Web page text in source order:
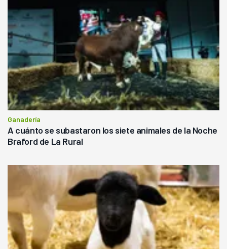
Ganadería
A cuánto se subastaron los siete animales de la Noche
Braford de La Rural